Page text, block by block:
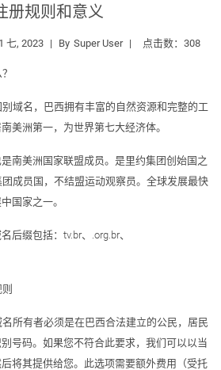
册规则和意义
七, 2023 By Super User 点击数：308
域名，巴西拥有丰富的自然资源和完整的工
美洲第一，为世界第七大经济体。
南美洲国家联盟成员。是里约集团创始国之
成员国，不结盟运动观察员。全球发展最快
国家之一。
后缀包括：tv.br、.org.br、
所有者必须是在巴西合法建立的公民，居民
号码。如果您不符合此要求，我们可以以当
将其提供给您。此选项需要额外费用（受托